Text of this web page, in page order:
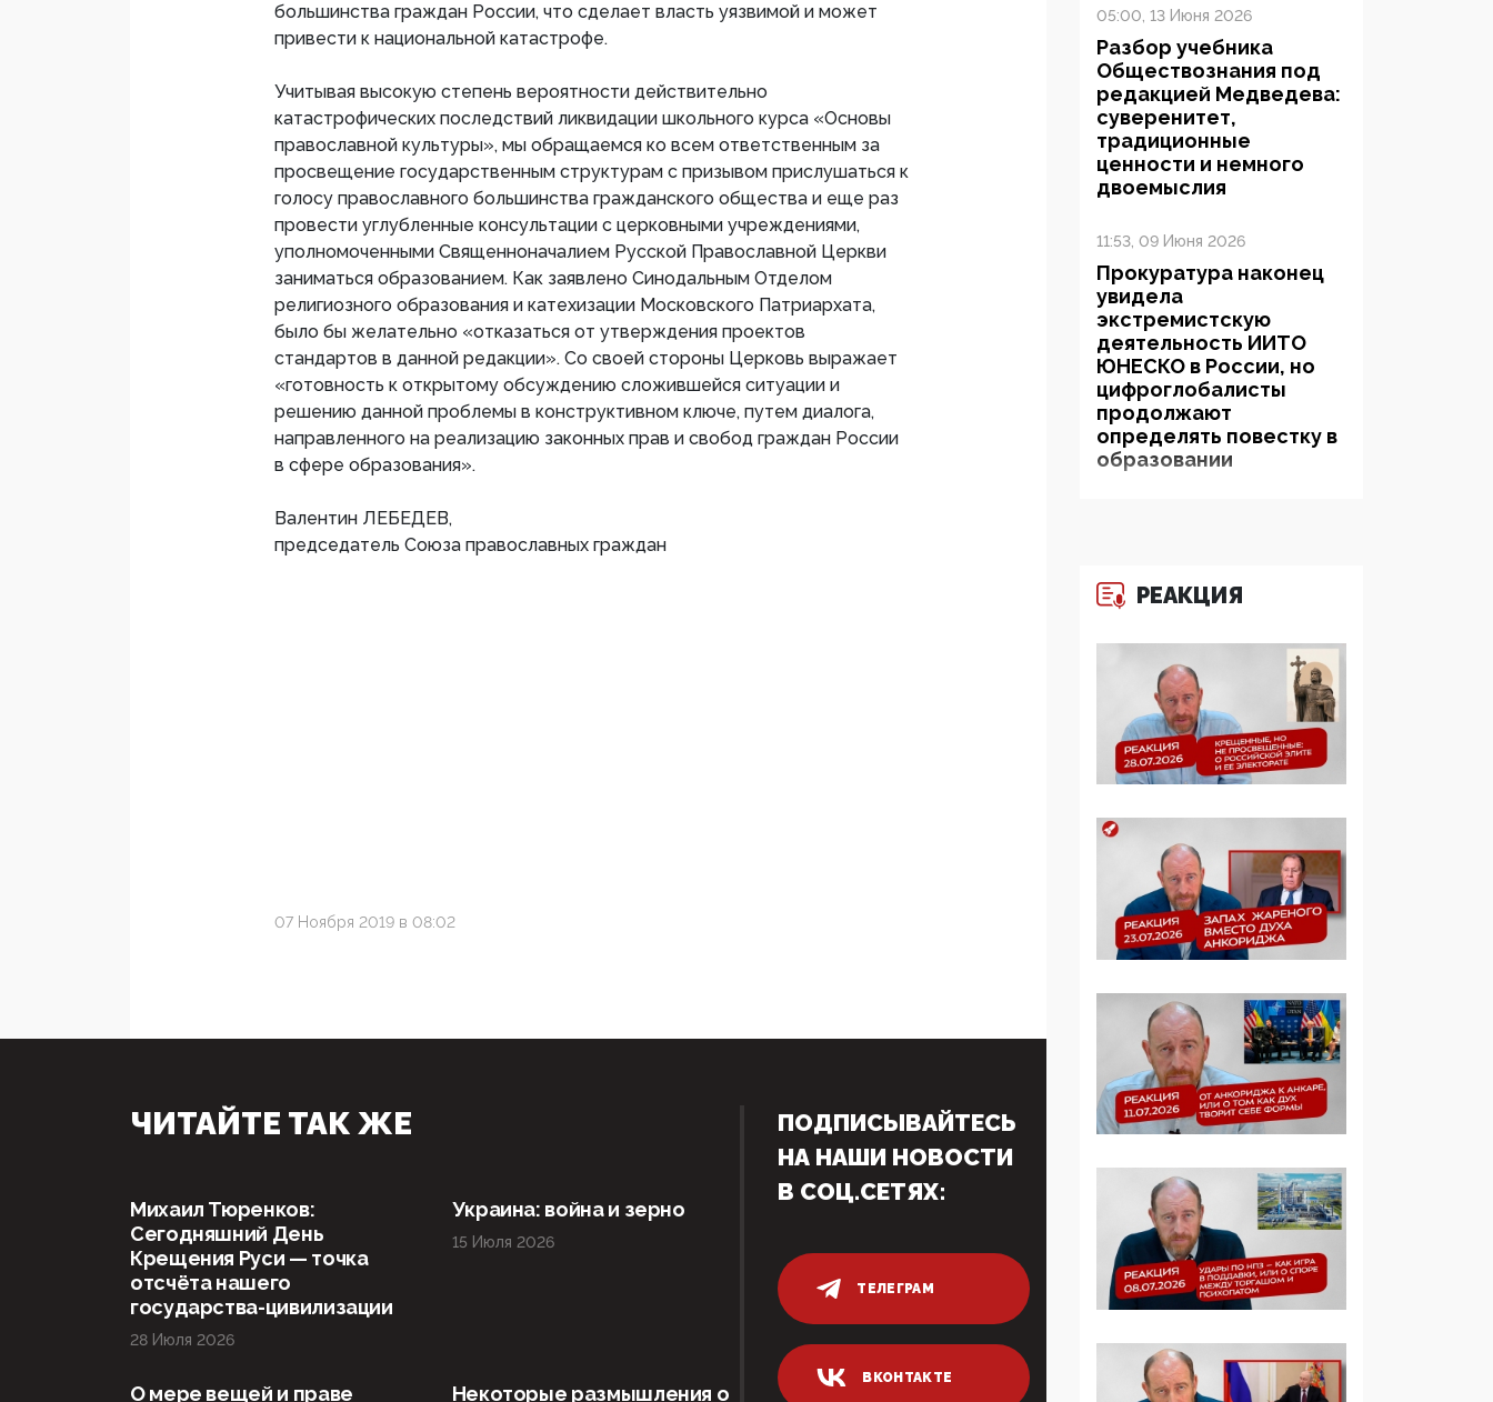
большинства граждан России, что сделает власть уязвимой и может
привести к национальной катастрофе.
Учитывая высокую степень вероятности действительно
катастрофических последствий ликвидации школьного курса «Основы
православной культуры», мы обращаемся ко всем ответственным за
просвещение государственным структурам с призывом прислушаться к
голосу православного большинства гражданского общества и еще раз
провести углубленные консультации с церковными учреждениями,
уполномоченными Священноначалием Русской Православной Церкви
заниматься образованием. Как заявлено Синодальным Отделом
религиозного образования и катехизации Московского Патриархата,
было бы желательно «отказаться от утверждения проектов
стандартов в данной редакции». Со своей стороны Церковь выражает
«готовность к открытому обсуждению сложившейся ситуации и
решению данной проблемы в конструктивном ключе, путем диалога,
направленного на реализацию законных прав и свобод граждан России
в сфере образования».
Валентин ЛЕБЕДЕВ,
председатель Союза православных граждан
07 Ноября 2019 в 08:02
05:00, 13 Июня 2026
Разбор учебника
Обществознания под
редакцией Медведева:
суверенитет,
традиционные
ценности и немного
двоемыслия
11:53, 09 Июня 2026
Прокуратура наконец
увидела
экстремистскую
деятельность ИИТО
ЮНЕСКО в России, но
цифроглобалисты
продолжают
определять повестку в
образовании
намерено отобрать у
регионов и
муниципалитетов право
защищать жилые дома
и социальные объекты
от ЭМИ
05:58, 26 Мая 2026
освободили от борца с
деструктивным и
опасным контентом
07:39, 25 Мая 2026
Манифест против
ценностей: «Новые
люди» поднимают
электорат феминисток
на битву с
мужчинами-«бабуинам
и»
05:08, 15 Мая 2026
Эзотерика,
инфоцыганство и
лженаука под ширмой
защиты традиционных
ценностей: кто и с чем
выступал на форуме
«Россия 809. Традиции
будущего»
РЕАКЦИЯ
ЧИТАЙТЕ ТАК ЖЕ
Михаил Тюренков:
Сегодняшний День
Крещения Руси — точка
отсчёта нашего
государства-цивилизации
28 Июля 2026
Украина: война и зерно
15 Июля 2026
О мере вещей и праве
Некоторые размышления о
ПОДПИСЫВАЙТЕСЬ
НА НАШИ НОВОСТИ
В СОЦ.СЕТЯХ:
ТЕЛЕГРАМ
ВКОНТАКТЕ